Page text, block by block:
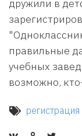
дружили в
правильные
учебных
возможно,
регистрация